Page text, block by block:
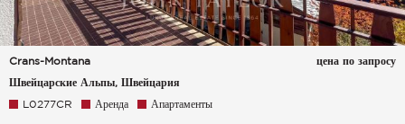
Crans-Montana
Швейцарские Альпы, Швейцария
цена по запросу
L0277CR Аренда Апартаменты